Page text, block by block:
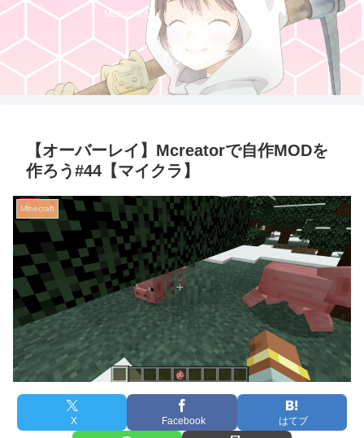
Mcreatorがメインになりつつある。
もえ屋
【オーバーレイ】Mcreatorで自作MODを
作ろう#44【マイクラ】
Minecraft
X Facebook はてブ